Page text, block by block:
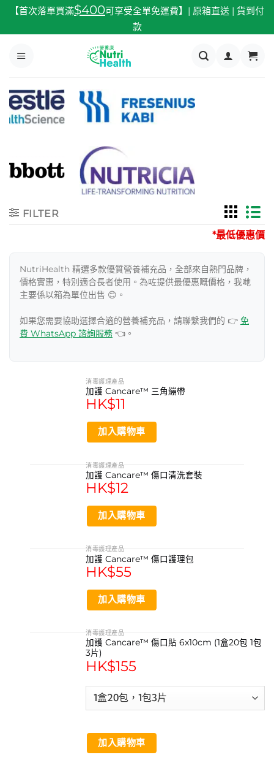
內
【首次落單買滿$400可享受全單免運費】| 原箱直送 | 貨到付
款
FILTER
*最低優惠價
NutriHealth 精選多款優質營養補充品，全部來自熱門品牌，
價格實惠，特別適合長者使用。為咗提供最優惠嘅價格，我哋
主要係以箱為單位出售 😊。
如果您需要協助選擇合適的營養補充品，請聯繫我們的 👉 免
費 WhatsApp 諮詢服務 👈。
消毒護理產品
加護 Cancare™ 三角繃帶
HK$11
加入購物車
消毒護理產品
加護 Cancare™ 傷口清洗套裝
HK$12
加入購物車
消毒護理產品
加護 Cancare™ 傷口護理包
HK$55
加入購物車
消毒護理產品
加護 Cancare™ 傷口貼 6x10cm (1盒20包 1包
3片)
HK$155
加入購物車